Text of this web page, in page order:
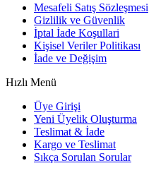
Mesafeli Satış Sözleşmesi
Gizlilik ve Güvenlik
İptal İade Koşullari
Kişisel Veriler Politikası
İade ve Değişim
Hızlı Menü
Üye Girişi
Yeni Üyelik Oluşturma
Teslimat & İade
Kargo ve Teslimat
Sıkça Sorulan Sorular